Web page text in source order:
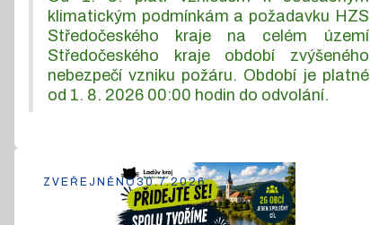
klimatickým podmínkám a požadavku HZS
Středočeského kraje na celém území
Středočeského kraje období zvýšeného
nebezpečí vzniku požáru. Období je platné
od 1. 8. 2026 00:00 hodin do odvolání.
ZVEŘEJNĚNO 30.7.2026